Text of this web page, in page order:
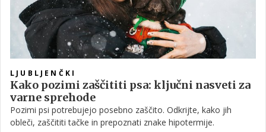
LJUBLJENČKI
Kako pozimi zaščititi psa: ključni nasveti za
varne sprehode
Pozimi psi potrebujejo posebno zaščito. Odkrijte, kako jih
obleči, zaščititi tačke in prepoznati znake hipotermije.